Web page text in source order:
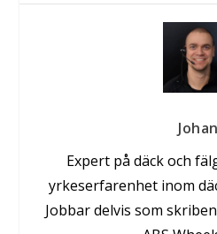
Johan
Expert på däck och
yrkeserfarenhet inom
Jobbar delvis som